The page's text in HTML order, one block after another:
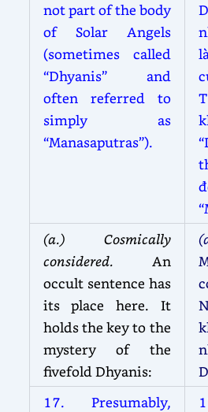
not part of the body
of Solar Angels
(sometimes called
“Dhyanis” and
often referred to
simply as
“Manasaputras”).
(a.) Cosmically
considered. An
occult sentence has
its place here. It
holds the key to the
mystery of the
fivefold Dhyanis:
17. Presumably,